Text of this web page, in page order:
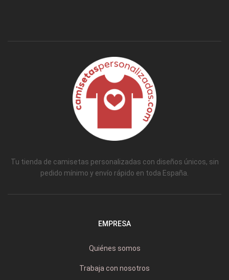
Tu tienda de camisetas personalizadas con diseños únicos, sin
pedido mínimo y envío rápido en toda España.
EMPRESA
Quiénes somos
Trabaja con nosotros